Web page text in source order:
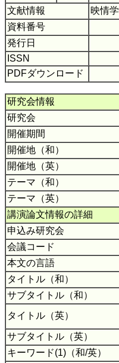
文献情報
映情
資料番号
発行日
ISSN
PDFダウンロード
研究会情報
研究会
開催期間
開催地（和）
開催地（英）
テーマ（和）
テーマ（英）
講演論文情報の詳細
申込み研究会
会議コード
本文の言語
タイトル（和）
サブタイトル（和）
タイトル（英）
サブタイトル（英）
キーワード(1)（和/英）